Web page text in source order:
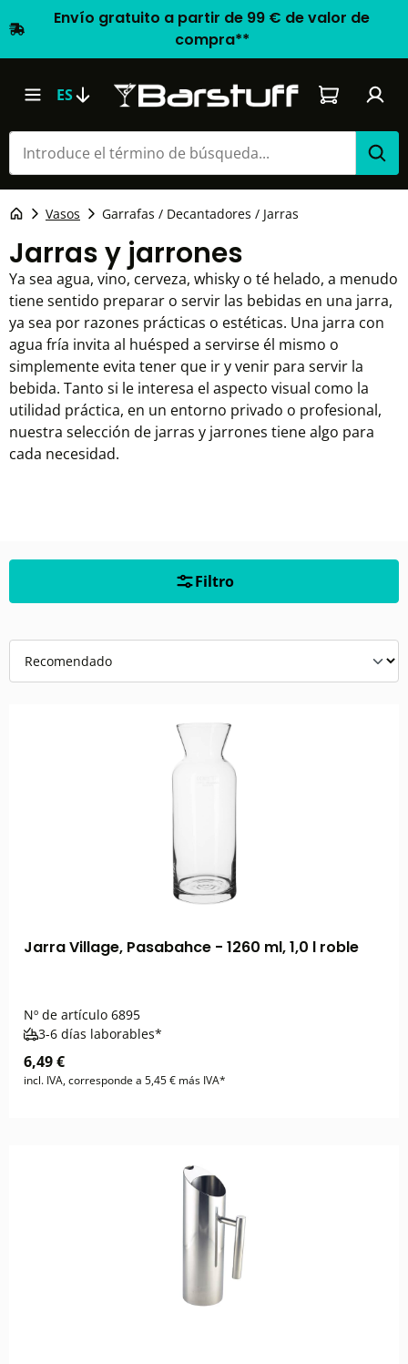
Envío gratuito a partir de 99 € de valor de
compra**
ES El carrito
Vasos Garrafas / Decantadores / Jarras
Jarras y jarrones
Ya sea agua, vino, cerveza, whisky o té helado, a menudo
tiene sentido preparar o servir las bebidas en una jarra,
ya sea por razones prácticas o estéticas. Una jarra con
agua fría invita al huésped a servirse él mismo o
simplemente evita tener que ir y venir para servir la
bebida. Tanto si le interesa el aspecto visual como la
utilidad práctica, en un entorno privado o profesional,
nuestra selección de jarras y jarrones tiene algo para
cada necesidad.
Filtro
Jarra Village, Pasabahce - 1260 ml, 1,0 l roble
Nº de artículo 6895
3-6 días laborables*
6,49 €
incl. IVA, corresponde a 5,45 € más IVA*